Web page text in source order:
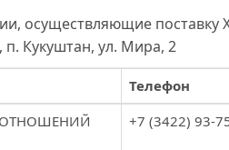
осуществляющие поставку
Кукуштан, ул. Мира, 2
Телефон
+7 (3422) 93-